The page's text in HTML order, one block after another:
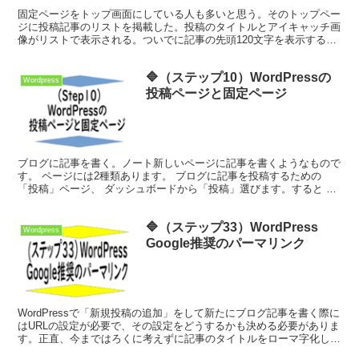
固定ページをトップ画面にしている人も多いと思う。そのトップペー
ジに投稿記事のリストを掲載した。投稿のタイトルとアイキャッチ画
像がリストで表示される。ついでに記事の先頭120文字を表示する方
Wordpress
🔷（ステップ10）WordPressの
投稿ページと固定ページ
ブログに記事を書く。ノート新しいページに記事を書くようなもので
す。 ページには2種類あります。 ブログに記事を投稿するための
「投稿」ページ、 ダッシュボードから「投稿」選びます。すると サ
Wordpress
🔷（ステップ33）WordPress
Google推奨のパーマリンク
WordPressで「新規投稿の追加」をして新たにブログ記事を書く際に
はURLの設定が必要で、その設定をどうするかも決める必要がありま
す。正直、今まではろくに考えずに記事のタイトルをローマ字化した